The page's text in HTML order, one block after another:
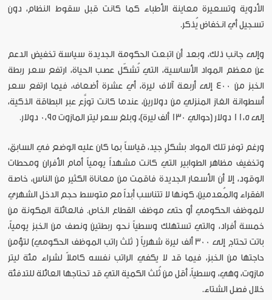
الأدوية وتسعيرة معاينة الأطباء كما كانت قبل سقوط النظام، دون
تسجيل أي انخفاض يُذكر.
وإلى جانب ذلك، وبعد أن اتبعت الحكومة الجديدة سياسة تخفيض الدعم
عن معظم المواد الأساسية، التي تُشكّل عصب الحياة، ارتفع سعر ربطة
الخبز من 400 إلى أربعة آلاف ليرة، أي عشرة أضعاف، فيما ارتفع سعر
أسطوانة الغاز المنزلي من دولارين، عندما كانت توزَّع عبر البطاقة الذكية،
إلى 11،5 دولار (حوالي 130 ألف ليرة)، وبلغ سعر ليتر المازوت 0،95 دولار.
ورغم توفر تلك المواد بشكلٍ جيد، قياساً بما كان عليه الوضع في السابق،
وتخفيف مظاهر الطوابير التي كانت مشهداً يومياً أمام الأفران ومحطات
الوقود، إلا أن الأسعار الجديدة فاقمت من معاناة الكثير من الناس، خاصة
الفقراء والمُعدمين، كونها لا تتناسب أبداً مع متوسط حجم الدخل الشهري
للموظف الحكومي أو حتى موظف القطاع الخاص. فالعائلة المكونة من
خمسة أفراد، والتي تستهلك وسطياً نحو ربطتين ونصف من الخبز يومياً،
باتت تحتاج إلى 300 ألف ليرة شهرياً ( ثلث راتب الموظف الحكومي) لتؤمن
حاجتها من الخبز، فيما قد لا يكفي الراتب نفسه كاملاً لشراء مئة ليتر
مازوت، وهي، وسطياً، أقل من ثُلث الكمية التي قد تحتاجها العائلة للتدفئة
خلال فصل الشتاء.